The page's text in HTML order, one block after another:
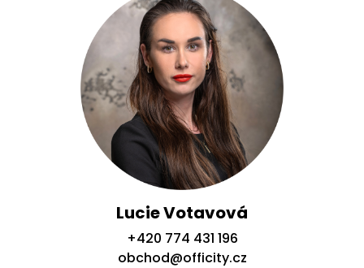
Lucie Votavová
+420 774 431 196
obchod@officity.cz